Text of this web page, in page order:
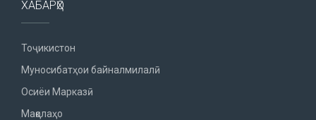
ХАБАРҲО
Тоҷикистон
Муносибатҳои байналмилалӣ
Осиёи Марказӣ
Мақолаҳо